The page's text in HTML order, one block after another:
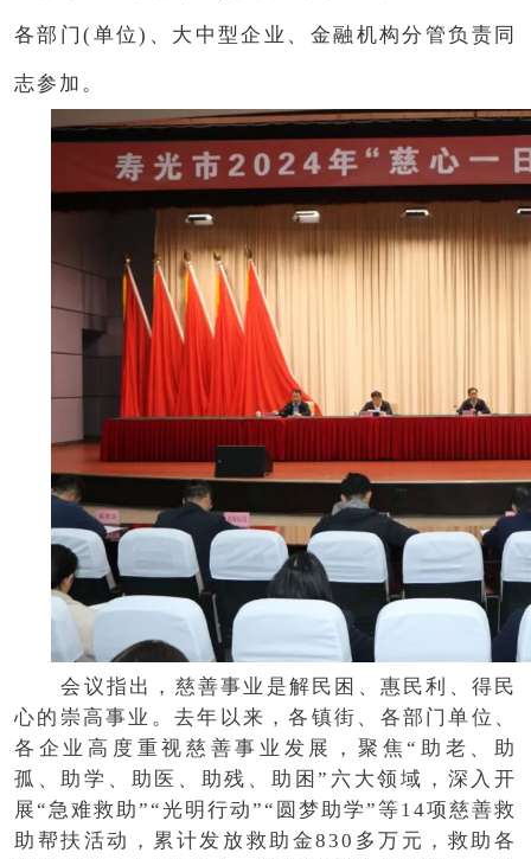
各部门(单位)、大中型企业、金融机构分管负责同
志参加。
会议指出，慈善事业是解民困、惠民利、得民
心的崇高事业。去年以来，各镇街、各部门单位、
各企业高度重视慈善事业发展，聚焦“助老、助
孤、助学、助医、助残、助困”六大领域，深入开
展“急难救助”“光明行动”“圆梦助学”等14项慈善救
助帮扶活动，累计发放救助金830多万元，救助各